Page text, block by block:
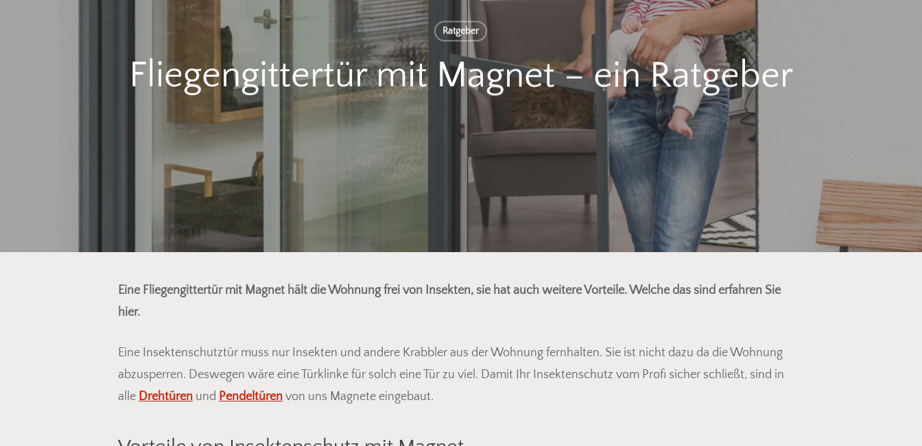
Ratgeber
Fliegengittertür mit Magnet – ein Ratgeber
Eine Fliegengittertür mit Magnet hält die Wohnung frei von Insekten, sie hat auch weitere Vorteile. Welche das sind erfahren Sie
hier.
Eine Insektenschutztür muss nur Insekten und andere Krabbler aus der Wohnung fernhalten. Sie ist nicht dazu da die Wohnung
abzusperren. Deswegen wäre eine Türklinke für solch eine Tür zu viel. Damit Ihr Insektenschutz vom Profi sicher schließt, sind in
alle Drehtüren und Pendeltüren von uns Magnete eingebaut.